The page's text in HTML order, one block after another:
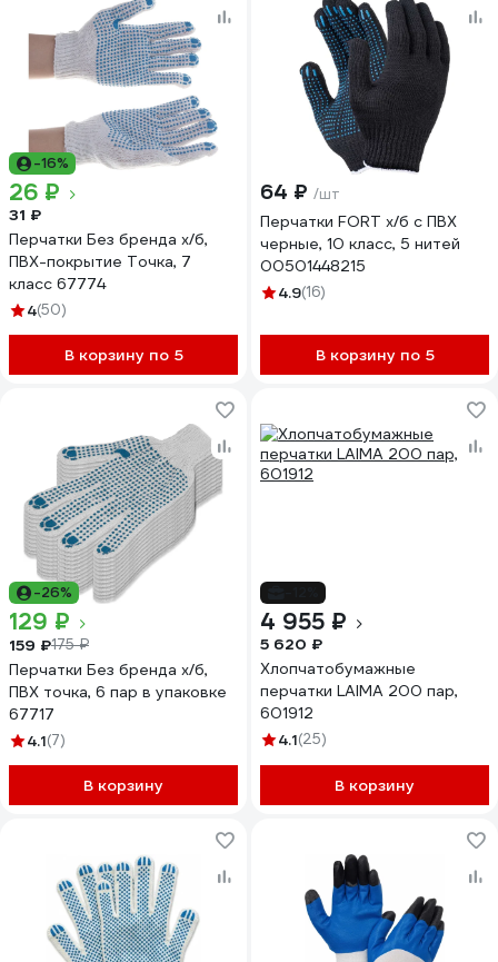
-16%
26 ₽
31 ₽
Перчатки Без бренда х/б,
ПВХ-покрытие Точка, 7
класс 67774
4(50)
В корзину по 5
64 ₽ /шт
Перчатки FORT х/б с ПВХ
черные, 10 класс, 5 нитей
00501448215
4.9(16)
В корзину по 5
-26%
129 ₽
159 ₽175 ₽
Перчатки Без бренда х/б,
ПВХ точка, 6 пар в упаковке
67717
4.1(7)
В корзину
4 955 ₽
5 620 ₽
Хлопчатобумажные
перчатки LAIMA 200 пар,
601912
4.1(25)
В корзину